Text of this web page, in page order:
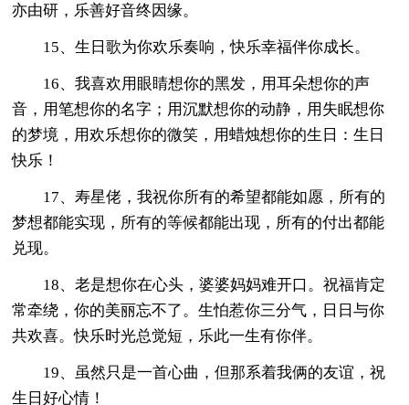
亦由研，乐善好音终因缘。
15、生日歌为你欢乐奏响，快乐幸福伴你成长。
16、我喜欢用眼睛想你的黑发，用耳朵想你的声
音，用笔想你的名字；用沉默想你的动静，用失眠想你
的梦境，用欢乐想你的微笑，用蜡烛想你的生日：生日
快乐！
17、寿星佬，我祝你所有的希望都能如愿，所有的
梦想都能实现，所有的等候都能出现，所有的付出都能
兑现。
18、老是想你在心头，婆婆妈妈难开口。祝福肯定
常牵绕，你的美丽忘不了。生怕惹你三分气，日日与你
共欢喜。快乐时光总觉短，乐此一生有你伴。
19、虽然只是一首心曲，但那系着我俩的友谊，祝
生日好心情！